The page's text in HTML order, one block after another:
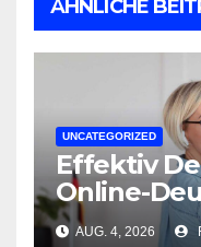
ÄHNLICHE
UNCATEGORIZED
Effektiv
Online-
flexible
AUG. 4, 2026